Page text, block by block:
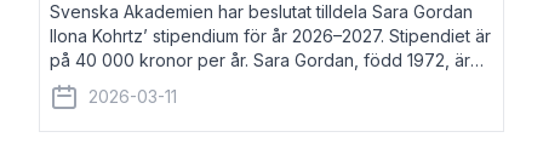
Svenska Akademien har beslutat tilldela Sara Gordan
Ilona Kohrtz’ stipendium för år 2026–2027. Stipendiet är
på 40 000 kronor per år. Sara Gordan, född 1972, är
författare och översättare. Hon debuterade 2006 med
det prosalyriska verket En
2026-03-11